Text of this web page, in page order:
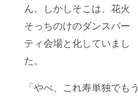
ん。しかしそこは、花火
そっちのけのダンスパー
ティ会場と化していまし
た。
「やべ、これ寿単独でもう